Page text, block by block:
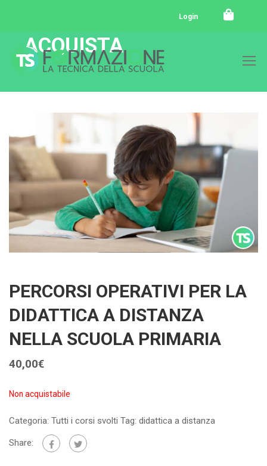
Login
ACQUISTA
PERCORSI OPERATIVI PER LA
DIDATTICA A DISTANZA
NELLA SCUOLA PRIMARIA
40,00€
Non acquistabile
Categoria: Tutti i corsi svolti Tag: didattica a distanza
Share: